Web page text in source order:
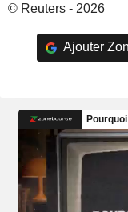
© Reuters - 2026
Ajouter